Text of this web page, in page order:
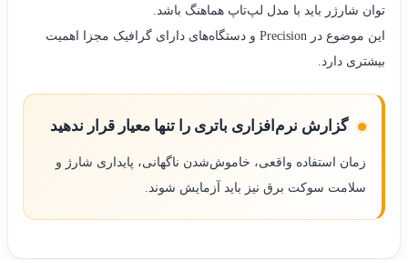
توان شارژر باید با مدل لپ‌تاپ هماهنگ باشد.
این موضوع در Precision و دستگاه‌های دارای گرافیک مجزا اهمیت
بیشتری دارد.
گزارش نرم‌افزاری باتری را تنها معیار قرار ندهید
زمان استفاده واقعی، خاموش‌شدن ناگهانی، پایداری شارژ و
سلامت سوکت برق نیز باید آزمایش شوند.